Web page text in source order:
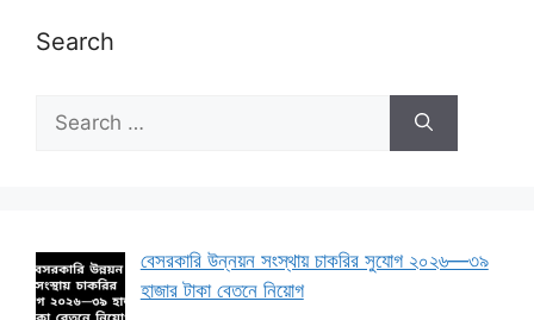
Search
for:
বেসরকারি উন্নয়ন সংস্থায় চাকরির সুযোগ ২০২৬—৩৯
হাজার টাকা বেতনে নিয়োগ